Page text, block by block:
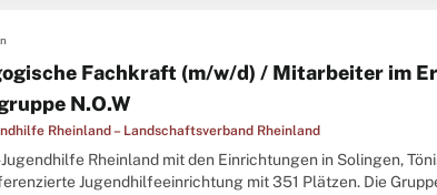
Fachkraft (m/w/d) / Mitarbeiter im
N.O.W
Rheinland – Landschaftsverband Rheinland
Jugendhilfe Rheinland mit den Einrichtungen in Solingen,
Jugendhilfeeinrichtung mit 351 Plätzen. Die